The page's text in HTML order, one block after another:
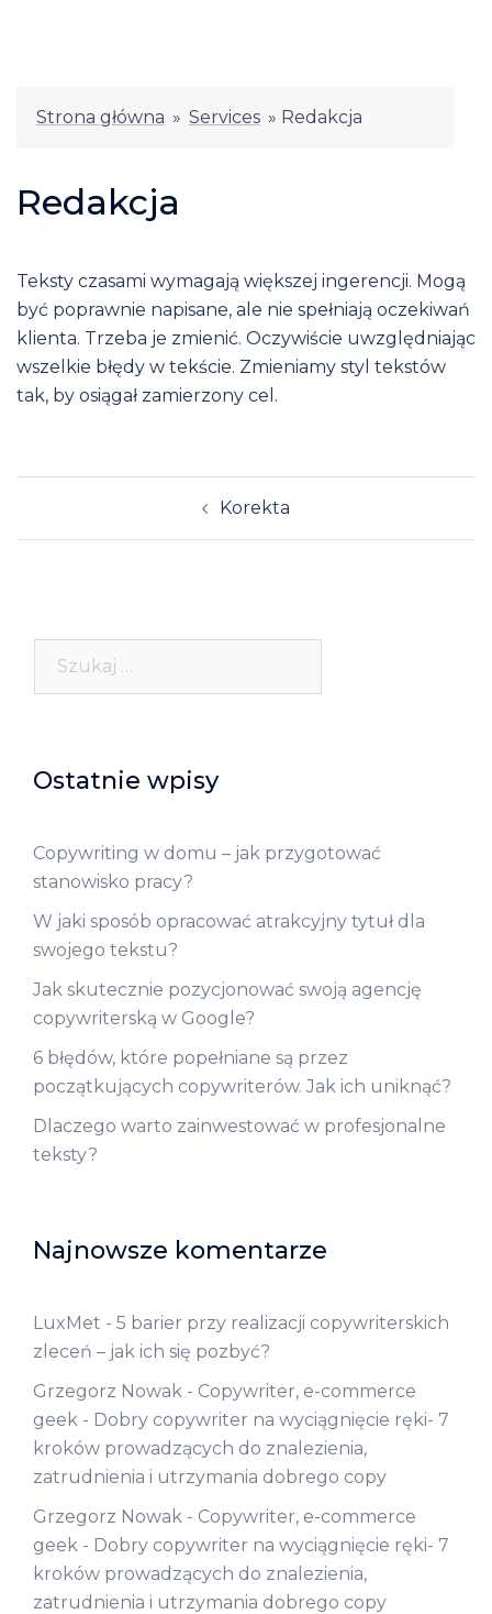
Strona główna » Services » Redakcja
Redakcja
Teksty czasami wymagają większej ingerencji. Mogą
być poprawnie napisane, ale nie spełniają oczekiwań
klienta. Trzeba je zmienić. Oczywiście uwzględniając
wszelkie błędy w tekście. Zmieniamy styl tekstów
tak, by osiągał zamierzony cel.
Korekta
Ostatnie wpisy
Copywriting w domu – jak przygotować
stanowisko pracy?
W jaki sposób opracować atrakcyjny tytuł dla
swojego tekstu?
Jak skutecznie pozycjonować swoją agencję
copywriterską w Google?
6 błędów, które popełniane są przez
początkujących copywriterów. Jak ich uniknąć?
Dlaczego warto zainwestować w profesjonalne
teksty?
Najnowsze komentarze
LuxMet - 5 barier przy realizacji copywriterskich
zleceń – jak ich się pozbyć?
Grzegorz Nowak - Copywriter, e-commerce
geek - Dobry copywriter na wyciągnięcie ręki- 7
kroków prowadzących do znalezienia,
zatrudnienia i utrzymania dobrego copy
Grzegorz Nowak - Copywriter, e-commerce
geek - Dobry copywriter na wyciągnięcie ręki- 7
kroków prowadzących do znalezienia,
zatrudnienia i utrzymania dobrego copy